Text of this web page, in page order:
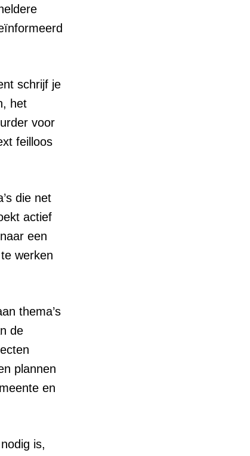
schrijf je
het
voor
feilloos
die net
actief
een
werken
thema’s
de
plannen
en
is,